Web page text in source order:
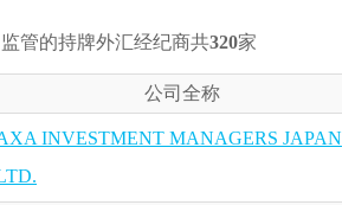
管的持牌外汇经纪商共320家
公司全称
INVESTMENT MANAGERS JAPAN